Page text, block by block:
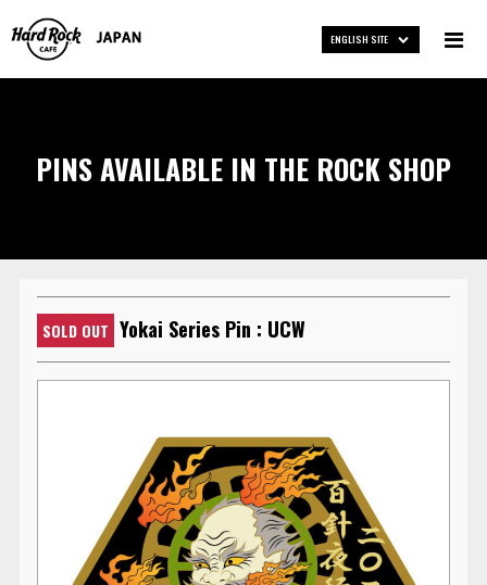
ENGLISH SITE
PINS AVAILABLE IN THE ROCK SHOP
SOLD OUT Yokai Series Pin : UCW